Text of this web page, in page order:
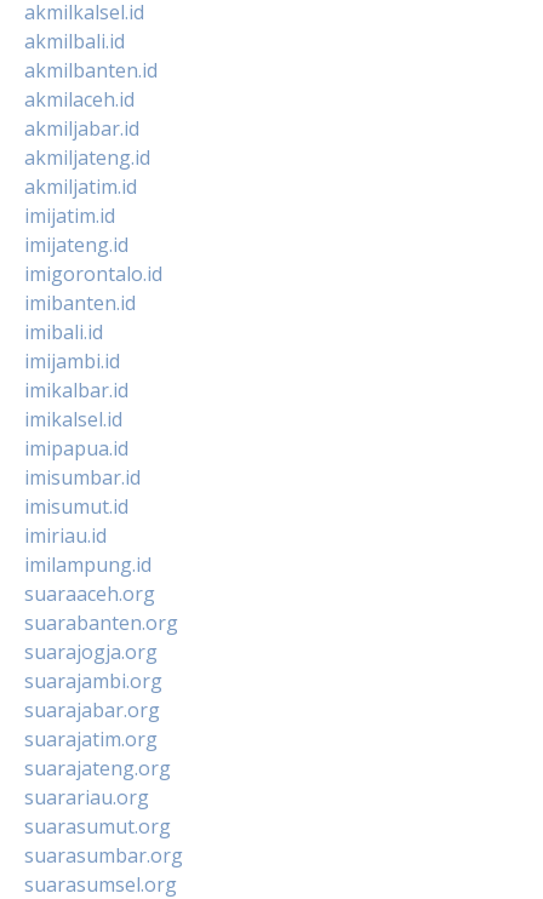
akmilkalsel.id
akmilbali.id
akmilbanten.id
akmilaceh.id
akmiljabar.id
akmiljateng.id
akmiljatim.id
imijatim.id
imijateng.id
imigorontalo.id
imibanten.id
imibali.id
imijambi.id
imikalbar.id
imikalsel.id
imipapua.id
imisumbar.id
imisumut.id
imiriau.id
imilampung.id
suaraaceh.org
suarabanten.org
suarajogja.org
suarajambi.org
suarajabar.org
suarajatim.org
suarajateng.org
suarariau.org
suarasumut.org
suarasumbar.org
suarasumsel.org